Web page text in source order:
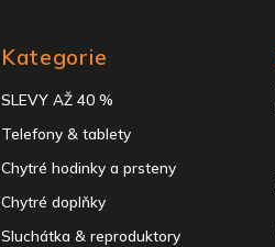
kategorie
Kategorie
SLEVY AŽ 40 %
Telefony & tablety
Chytré hodinky a prsteny
Chytré doplňky
Sluchátka & reproduktory